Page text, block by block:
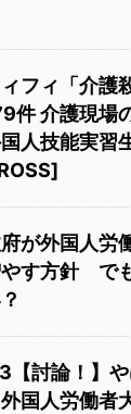
フィ「介護
件 介護現場
人技能実習
が外国人労
す方針 で
【討論！】
外国人労働者